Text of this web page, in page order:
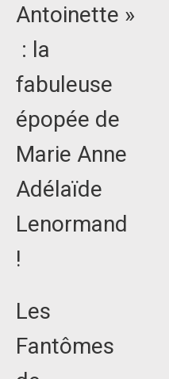
Antoinette »
: la
fabuleuse
épopée de
Marie Anne
Adélaïde
Lenormand
!
Les
Fantômes